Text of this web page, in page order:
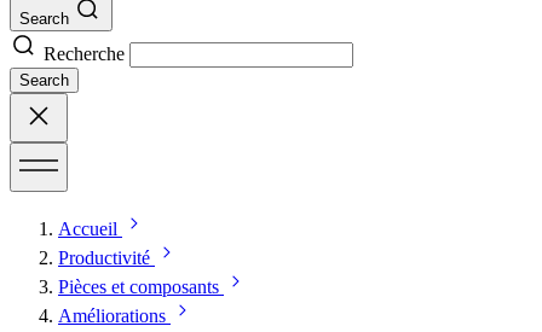
Search
Recherche
Search
Accueil
Productivité
Pièces et composants
Améliorations